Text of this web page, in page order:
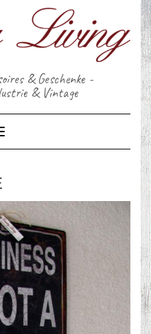
& Geschenke -
& Vintage
Navigation